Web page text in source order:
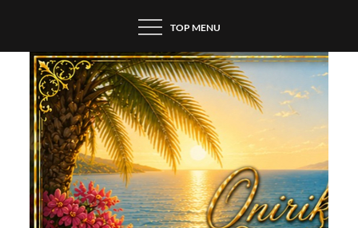
content
TOP MENU